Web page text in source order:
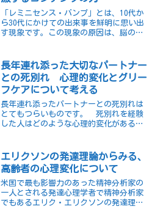
「レミニセンス・バンプ」とは、10代か
ら30代にかけての出来事を鮮明に思い出
す現象です。この現象の原因は、脳の成
考えられます。レミニセンス・バンプ
は、人々のアイデンティティ形成や自己
評価に重要な役割を果たす可能性があり
ます。
長年連れ添った大切なパートナー
との死別れ 心理的変化とグリー
フケアについて考える
長年連れ添ったパートナーとの死別れは
とてもつらいものです。 死別れを経験
した人はどのような心理的変化があるの
れに伴う心理的変化とグリーフケア（悲
嘆ケア）について考えます。
エリクソンの発達理論からみる、
高齢者の心理変化について
米国で最も影響力のあった精神分析家の
一人とされる発達心理学者で精神分析家
でもあるエリク・エリクソンの発達理論